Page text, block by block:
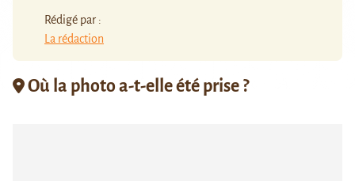
Rédigé par :
La rédaction
Où la photo a-t-elle été prise ?